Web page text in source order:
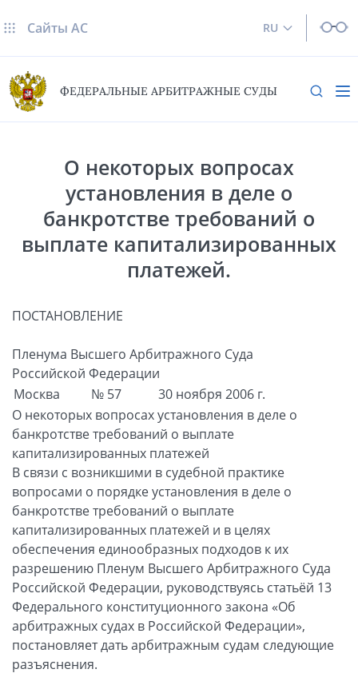
RU
Сайты AC
ФЕДЕРАЛЬНЫЕ АРБИТРАЖНЫЕ СУДЫ
О некоторых вопросах
установления в деле о
банкротстве требований о
выплате капитализированных
платежей.
ПОСТАНОВЛЕНИЕ
Пленума Высшего Арбитражного Суда
Российской Федерации
Москва
№ 57
30 ноября 2006 г.
О некоторых вопросах установления в деле о
банкротстве требований о выплате
капитализированных платежей
В связи с возникшими в судебной практике
вопросами о порядке установления в деле о
банкротстве требований о выплате
капитализированных платежей и в целях
обеспечения единообразных подходов к их
разрешению Пленум Высшего Арбитражного Суда
Российской Федерации, руководствуясь статьёй 13
Федерального конституционного закона «Об
арбитражных судах в Российской Федерации»,
постановляет дать арбитражным судам следующие
разъяснения.